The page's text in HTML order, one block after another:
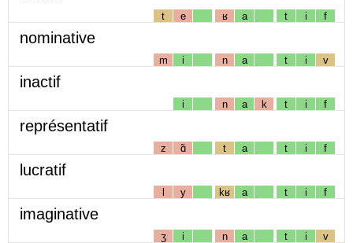
t e ʁ a t i f
nominative
m i n a t i v
inactif
i n a k t i f
représentatif
z ɑ̃ t a t i f
lucratif
l y kʁ a t i f
imaginative
ʒ i n a t i v